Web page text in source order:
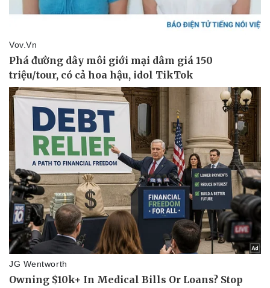
Kinh tế
Bất động sản
Giá vàng